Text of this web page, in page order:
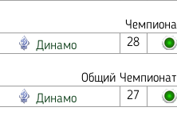
Динамо 28
Общий
Динамо 27